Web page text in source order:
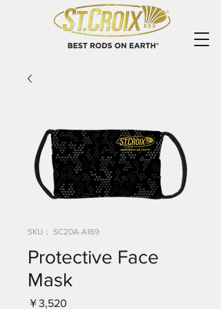
SKU： SC20A-A169
Protective Face
Mask
￥3,520